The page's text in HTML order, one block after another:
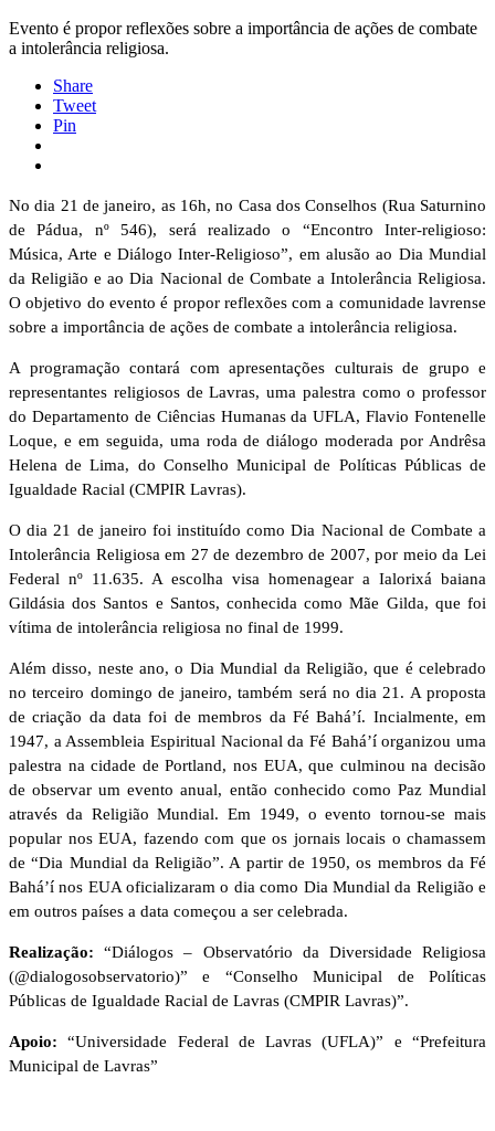
Evento é propor reflexões sobre a importância de ações de combate
a intolerância religiosa.
Share
Tweet
Pin
No dia 21 de janeiro, as 16h, no Casa dos Conselhos (Rua Saturnino
de Pádua, nº 546), será realizado o “Encontro Inter-religioso:
Música, Arte e Diálogo Inter-Religioso”, em alusão ao Dia Mundial
da Religião e ao Dia Nacional de Combate a Intolerância Religiosa.
O objetivo do evento é propor reflexões com a comunidade lavrense
sobre a importância de ações de combate a intolerância religiosa.
A programação contará com apresentações culturais de grupo e
representantes religiosos de Lavras, uma palestra como o professor
do Departamento de Ciências Humanas da UFLA, Flavio Fontenelle
Loque, e em seguida, uma roda de diálogo moderada por Andrêsa
Helena de Lima, do Conselho Municipal de Políticas Públicas de
Igualdade Racial (CMPIR Lavras).
O dia 21 de janeiro foi instituído como Dia Nacional de Combate a
Intolerância Religiosa em 27 de dezembro de 2007, por meio da Lei
Federal nº 11.635. A escolha visa homenagear a Ialorixá baiana
Gildásia dos Santos e Santos, conhecida como Mãe Gilda, que foi
vítima de intolerância religiosa no final de 1999.
Além disso, neste ano, o Dia Mundial da Religião, que é celebrado
no terceiro domingo de janeiro, também será no dia 21. A proposta
de criação da data foi de membros da Fé Bahá’í. Incialmente, em
1947, a Assembleia Espiritual Nacional da Fé Bahá’í organizou uma
palestra na cidade de Portland, nos EUA, que culminou na decisão
de observar um evento anual, então conhecido como Paz Mundial
através da Religião Mundial. Em 1949, o evento tornou-se mais
popular nos EUA, fazendo com que os jornais locais o chamassem
de “Dia Mundial da Religião”. A partir de 1950, os membros da Fé
Bahá’í nos EUA oficializaram o dia como Dia Mundial da Religião e
em outros países a data começou a ser celebrada.
Realização: “Diálogos – Observatório da Diversidade Religiosa
(@dialogosobservatorio)” e “Conselho Municipal de Políticas
Públicas de Igualdade Racial de Lavras (CMPIR Lavras)”.
Apoio: “Universidade Federal de Lavras (UFLA)” e “Prefeitura
Municipal de Lavras”